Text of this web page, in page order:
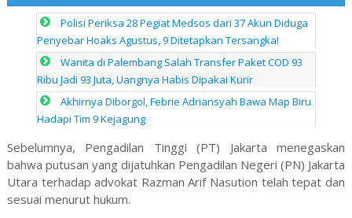
Polisi Periksa 28 Pegiat Medsos dari 37 Akun Diduga
Penyebar Hoaks Agustus, 9 Ditetapkan Tersangka!
Wanita di Palembang Salah Transfer Paket COD 93
Ribu Jadi 93 Juta, Uangnya Habis Dipakai Kurir
Akhirnya Diborgol, Febrie Adriansyah Bawa Map Biru
Hadapi Tim 9 Kejagung
Sebelumnya, Pengadilan Tinggi (PT) Jakarta menegaskan
bahwa putusan yang dijatuhkan Pengadilan Negeri (PN) Jakarta
Utara terhadap advokat Razman Arif Nasution telah tepat dan
sesuai menurut hukum.